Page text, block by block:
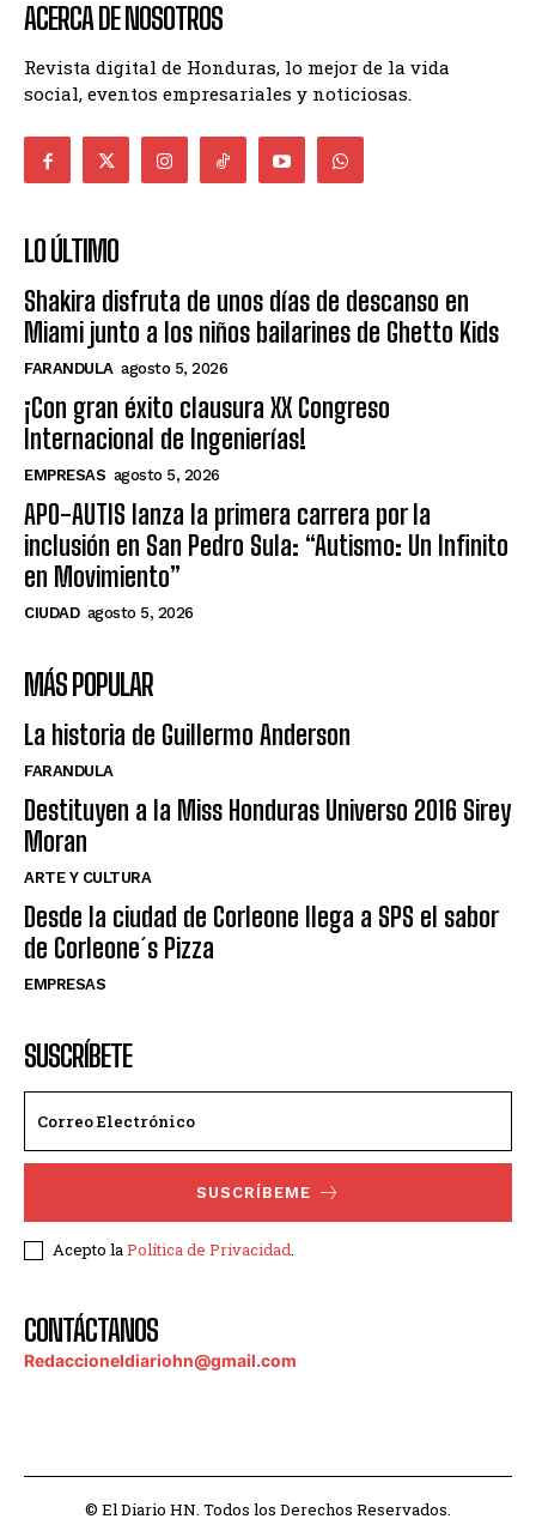
ACERCA DE NOSOTROS
Revista digital de Honduras, lo mejor de la vida
social, eventos empresariales y noticiosas.
LO ÚLTIMO
Shakira disfruta de unos días de descanso en
Miami junto a los niños bailarines de Ghetto Kids
FARANDULA agosto 5, 2026
¡Con gran éxito clausura XX Congreso
Internacional de Ingenierías!
EMPRESAS agosto 5, 2026
APO-AUTIS lanza la primera carrera por la
inclusión en San Pedro Sula: “Autismo: Un Infinito
en Movimiento”
CIUDAD agosto 5, 2026
MÁS POPULAR
La historia de Guillermo Anderson
FARANDULA
Destituyen a la Miss Honduras Universo 2016 Sirey
Moran
ARTE Y CULTURA
Desde la ciudad de Corleone llega a SPS el sabor
de Corleone´s Pizza
EMPRESAS
SUSCRÍBETE
SUSCRÍBEME
Acepto laPolítica de Privacidad.
CONTÁCTANOS
Redaccioneldiariohn@gmail.com
© El Diario HN. Todos los Derechos Reservados.